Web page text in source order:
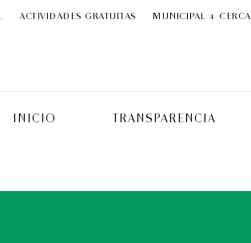
ACTIVIDADES GRATUITAS MUNICIPAL + CERCA
INICIO TRANSPARENCIA